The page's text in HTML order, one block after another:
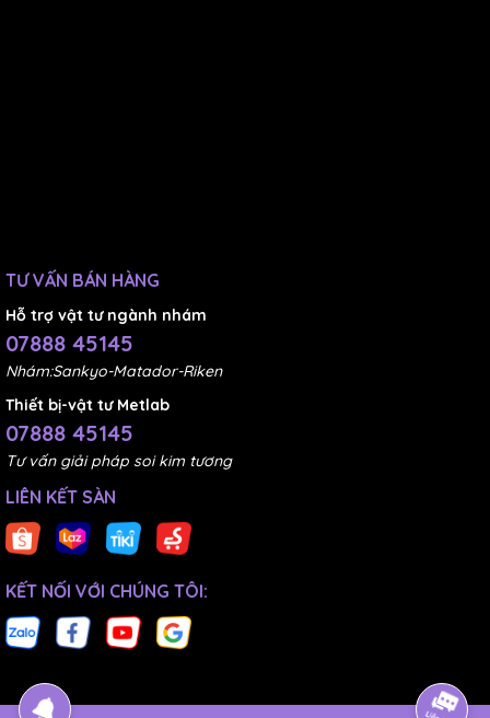
TƯ VẤN BÁN HÀNG
Hỗ trợ vật tư ngành nhám
07888 45145
Nhám:Sankyo-Matador-Riken
Thiết bị-vật tư Metlab
07888 45145
Tư vấn giải pháp soi kim tương
LIÊN KẾT SÀN
KẾT NỐI VỚI CHÚNG TÔI: